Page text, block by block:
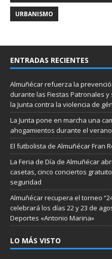
URBANISMO
ENTRADAS RECIENTES
Almuñécar refuerza la
durante las Fiestas Patronales
la Junta contra la violencia de
La Junta pone en marcha una
ahogamientos durante el verano
El futbolista de Almuñécar Fran
La Feria de Día de Almuñécar
casetas, cinco conciertos
seguridad
Almuñécar recupera el torneo
celebrará los días 22 y 23 de
Deportes «Antonio Marina»
LO MÁS VISTO